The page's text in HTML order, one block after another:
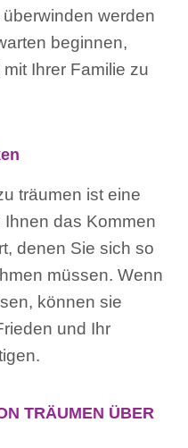
werden
beginnen,
Ihrer Familie zu
träumen ist eine
das Kommen
denen Sie sich so
müssen. Wenn
können sie
und Ihr
TRÄUMEN ÜBER